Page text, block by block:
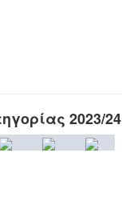
2023/24